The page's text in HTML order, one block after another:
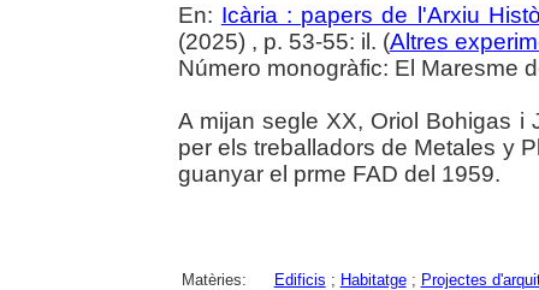
En: Icària : papers de l'Arxiu
(2025) , p. 53-55: il. (Altres
Número monogràfic: El Maresme
A mijan segle XX, Oriol Bohigas i
per els treballadors de Metales y
guanyar el prme FAD del 1959.
Matèries: Edificis ; Habitatge; Projectes